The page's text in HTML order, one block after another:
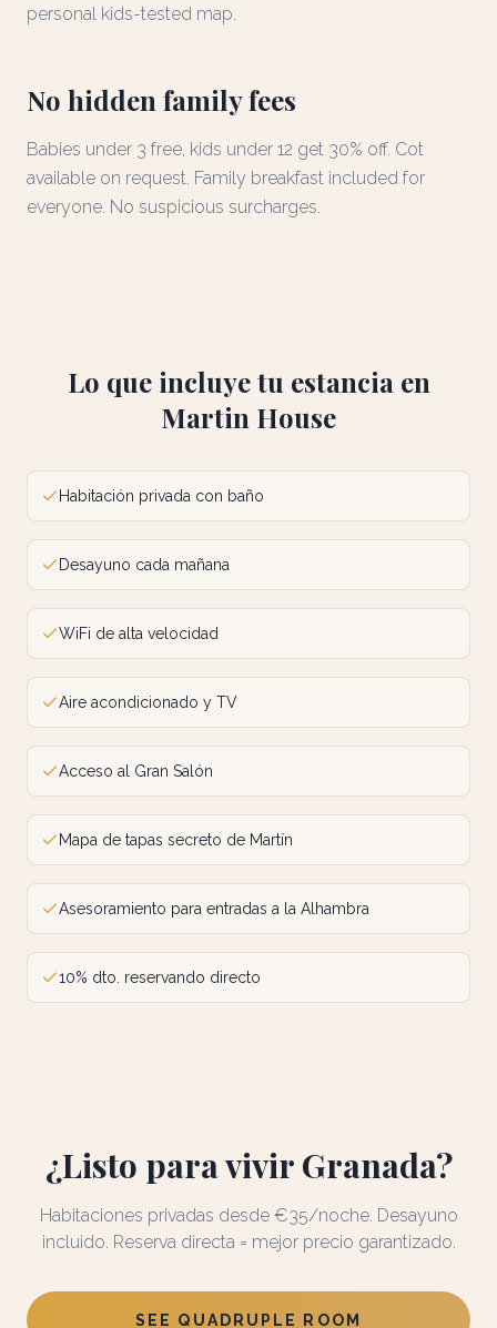
personal kids-tested map.
No hidden family fees
Babies under 3 free, kids under 12 get 30% off. Cot
available on request. Family breakfast included for
everyone. No suspicious surcharges.
Lo que incluye tu estancia en
Martin House
Habitación privada con baño
Desayuno cada mañana
WiFi de alta velocidad
Aire acondicionado y TV
Acceso al Gran Salón
Mapa de tapas secreto de Martín
Asesoramiento para entradas a la Alhambra
10% dto. reservando directo
¿Listo para vivir Granada?
Habitaciones privadas desde €35/noche. Desayuno
incluido. Reserva directa = mejor precio garantizado.
SEE QUADRUPLE ROOM